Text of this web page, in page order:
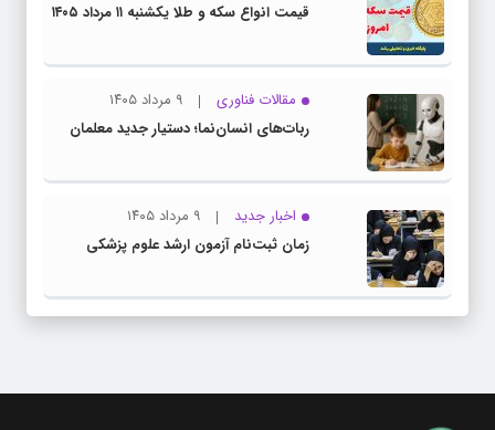
قیمت انواع سکه و طلا یکشنبه ۱۱ مرداد ۱۴۰۵
مقالات فناوری
۹ مرداد ۱۴۰۵
ربات‌های انسان‌نما؛ دستیار جدید معلمان
اخبار جدید
۹ مرداد ۱۴۰۵
زمان ثبت‌نام آزمون ارشد علوم پزشکی